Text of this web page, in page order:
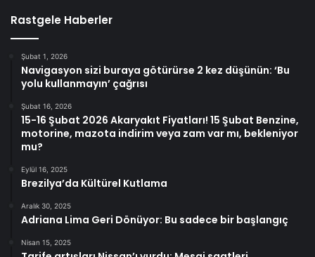
Rastgele Haberler
Şubat 1, 2026
Navigasyon sizi buraya götürürse 2 kez düşünün: ‘Bu
yolu kullanmayın’ çağrısı
Şubat 16, 2026
15-16 Şubat 2026 Akaryakıt Fiyatları! 15 Şubat Benzine,
motorine, mazota indirim veya zam var mı, bekleniyor
mu?
Eylül 16, 2025
Brezilya’da Kültürel Kutlama
Aralık 30, 2025
Adriana Lima Geri Dönüyor: Bu sadece bir başlangıç
Nisan 15, 2025